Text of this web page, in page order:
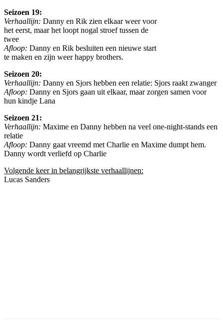
Seizoen 19:
Verhaallijn: Danny en Rik zien elkaar weer voor
het eerst, maar het loopt nogal stroef tussen de
twee
Afloop: Danny en Rik besluiten een nieuwe start
te maken en zijn weer happy brothers.
Seizoen 20:
Verhaallijn: Danny en Sjors hebben een relatie: Sjors raakt zwanger
Afloop: Danny en Sjors gaan uit elkaar, maar zorgen samen voor
hun kindje Lana
Seizoen 21:
Verhaallijn: Maxime en Danny hebben na veel one-night-stands een
relatie
Afloop: Danny gaat vreemd met Charlie en Maxime dumpt hem.
Danny wordt verliefd op Charlie
Volgende keer in belangrijkste verhaallijnen:
Lucas Sanders